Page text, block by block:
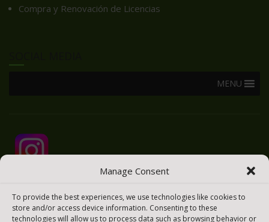
Manage Consent
To provide the best experiences, we use technologies like cookies to
store and/or access device information. Consenting to these
technologies will allow us to process data such as browsing behavior or
Compra y Renovación de Licencias
MENU